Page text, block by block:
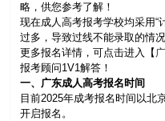
略，供您参考了解！
现在成人高考报考学校均采用“
过多，导致过线不能录取的情
更多报名详情，可点击进入【
报考顾问1V1解答！
一、广东成人高考报名时间
目前2025年成考报名时间以北
开启报名。